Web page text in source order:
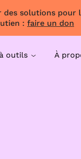
solutions
: faire un don
outils À